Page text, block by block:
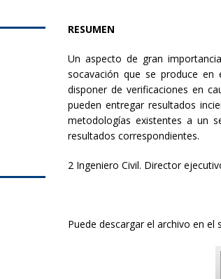
RESUMEN
Un aspecto de gran
socavación que se produce
disponer de verificaciones en
pueden entregar resultados
metodologías existentes a un
resultados correspondientes.
2 Ingeniero Civil. Director
Puede descargar el archivo en el